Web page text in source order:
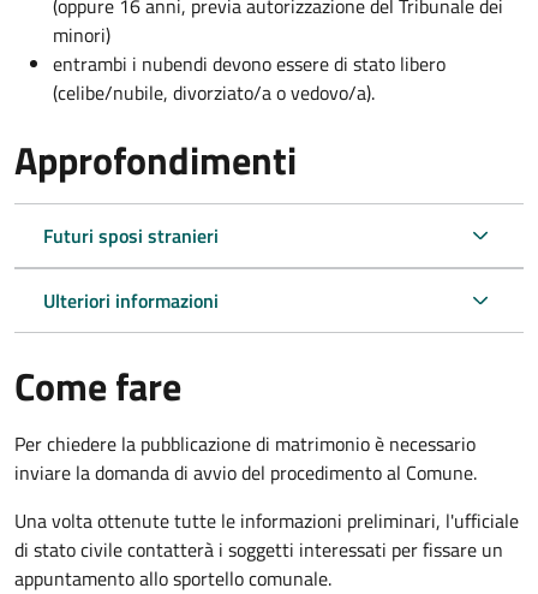
minori)
entrambi i nubendi devono essere di stato libero
(celibe/nubile, divorziato/a o vedovo/a).
Approfondimenti
Futuri sposi stranieri
Ulteriori informazioni
Come fare
Per chiedere la pubblicazione di matrimonio è necessario
inviare la domanda di avvio del procedimento al Comune.
Una volta ottenute tutte le informazioni preliminari, l'ufficiale
di stato civile contatterà i soggetti interessati per fissare un
appuntamento allo sportello comunale.